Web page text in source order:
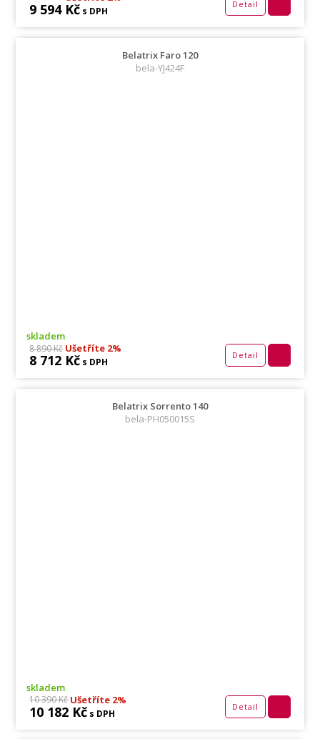
9 594 Kč s DPH
Detail
Belatrix Faro 120
bela-YJ424F
skladem
8 890 KčUšetříte 2%
8 712 Kč s DPH
Detail
Belatrix Sorrento 140
bela-PH050015S
skladem
10 390 KčUšetříte 2%
10 182 Kč s DPH
Detail